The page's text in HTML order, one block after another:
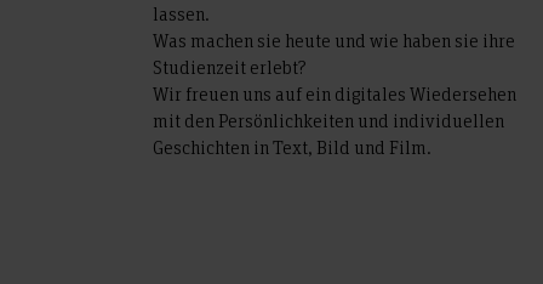
lassen.
Was machen sie heute und wie haben sie ihre
Studienzeit erlebt?
Wir freuen uns auf ein digitales Wiedersehen
mit den Persönlichkeiten und individuellen
Geschichten in Text, Bild und Film.